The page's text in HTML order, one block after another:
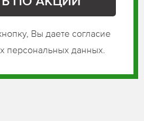
Вы даете согласие
персональных данных.